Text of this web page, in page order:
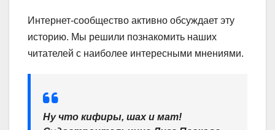
Интернет-сообщество активно обсуждает эту
историю. Мы решили познакомить наших
читателей с наиболее интересными мнениями.
Ну что кифиры, шах и мат!